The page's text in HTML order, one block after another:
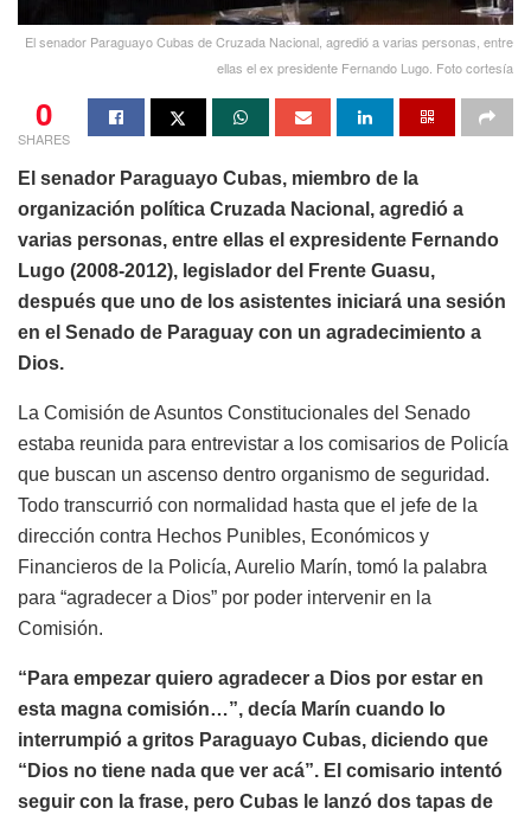
El senador Paraguayo Cubas de Cruzada Nacional, agredió a varias personas, entre
ellas el ex presidente Fernando Lugo. Foto cortesía
0
SHARES
El senador Paraguayo Cubas, miembro de la
organización política Cruzada Nacional, agredió a
varias personas, entre ellas el expresidente Fernando
Lugo (2008-2012), legislador del Frente Guasu,
después que uno de los asistentes iniciará una sesión
en el Senado de Paraguay con un agradecimiento a
Dios.
La Comisión de Asuntos Constitucionales del Senado
estaba reunida para entrevistar a los comisarios de Policía
que buscan un ascenso dentro organismo de seguridad.
Todo transcurrió con normalidad hasta que el jefe de la
dirección contra Hechos Punibles, Económicos y
Financieros de la Policía, Aurelio Marín, tomó la palabra
para “agradecer a Dios” por poder intervenir en la
Comisión.
“Para empezar quiero agradecer a Dios por estar en
esta magna comisión…”, decía Marín cuando lo
interrumpió a gritos Paraguayo Cubas, diciendo que
“Dios no tiene nada que ver acá”. El comisario intentó
seguir con la frase, pero Cubas le lanzó dos tapas de